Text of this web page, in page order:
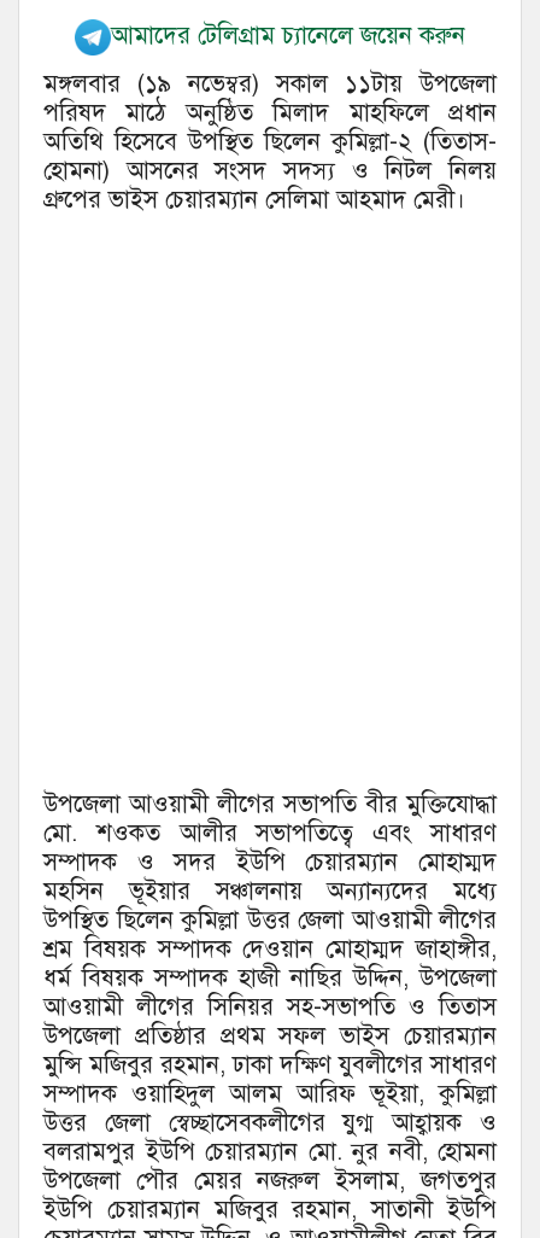
আমাদের টেলিগ্রাম চ্যানেলে জয়েন করুন
মঙ্গলবার (১৯ নভেম্বর) সকাল ১১টায় উপজেলা
পরিষদ মাঠে অনুষ্ঠিত মিলাদ মাহফিলে প্রধান
অতিথি হিসেবে উপস্থিত ছিলেন কুমিল্লা-২ (তিতাস-
হোমনা) আসনের সংসদ সদস্য ও নিটল নিলয়
গ্রুপের ভাইস চেয়ারম্যান সেলিমা আহমাদ মেরী।
উপজেলা আওয়ামী লীগের সভাপতি বীর মুক্তিযোদ্ধা
মো. শওকত আলীর সভাপতিত্বে এবং সাধারণ
সম্পাদক ও সদর ইউপি চেয়ারম্যান মোহাম্মদ
মহসিন ভূইয়ার সঞ্চালনায় অন্যান্যদের মধ্যে
উপস্থিত ছিলেন কুমিল্লা উত্তর জেলা আওয়ামী লীগের
শ্রম বিষয়ক সম্পাদক দেওয়ান মোহাম্মদ জাহাঙ্গীর,
ধর্ম বিষয়ক সম্পাদক হাজী নাছির উদ্দিন, উপজেলা
আওয়ামী লীগের সিনিয়র সহ-সভাপতি ও তিতাস
উপজেলা প্রতিষ্ঠার প্রথম সফল ভাইস চেয়ারম্যান
মুন্সি মজিবুর রহমান, ঢাকা দক্ষিণ যুবলীগের সাধারণ
সম্পাদক ওয়াহিদুল আলম আরিফ ভূইয়া, কুমিল্লা
উত্তর জেলা স্বেচ্ছাসেবকলীগের যুগ্ম আহ্বায়ক ও
বলরামপুর ইউপি চেয়ারম্যান মো. নুর নবী, হোমনা
উপজেলা পৌর মেয়র নজরুল ইসলাম, জগতপুর
ইউপি চেয়ারম্যান মজিবুর রহমান, সাতানী ইউপি